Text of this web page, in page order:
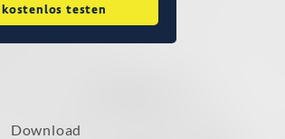
testen
Download